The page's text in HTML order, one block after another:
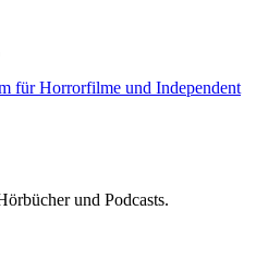
für Horrorfilme und Independent
und Podcasts.